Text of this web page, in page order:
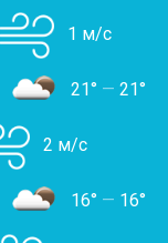
1 м/с
21° — 21°
2 м/с
16° — 16°